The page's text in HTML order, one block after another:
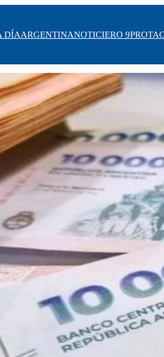
DÍAARGENTINANOTICIERO 9